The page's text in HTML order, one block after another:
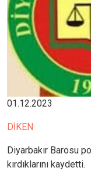
01.12.2023
DİKEN
Diyarbakır Barosu
kırdıklarını kaydetti.